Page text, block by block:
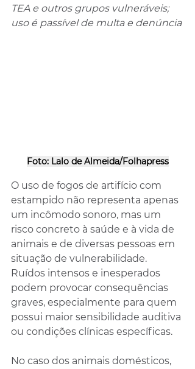
TEA e outros grupos vulneráveis;
uso é passível de multa e denúncia
Foto: Lalo de Almeida/Folhapress
O uso de fogos de artifício com
estampido não representa apenas
um incômodo sonoro, mas um
risco concreto à saúde e à vida de
animais e de diversas pessoas em
situação de vulnerabilidade.
Ruídos intensos e inesperados
podem provocar consequências
graves, especialmente para quem
possui maior sensibilidade auditiva
ou condições clínicas específicas.
No caso dos animais domésticos,